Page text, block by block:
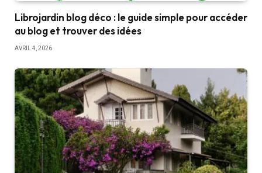
Librojardin blog déco : le guide simple pour accéder
au blog et trouver des idées
AVRIL 4, 2026